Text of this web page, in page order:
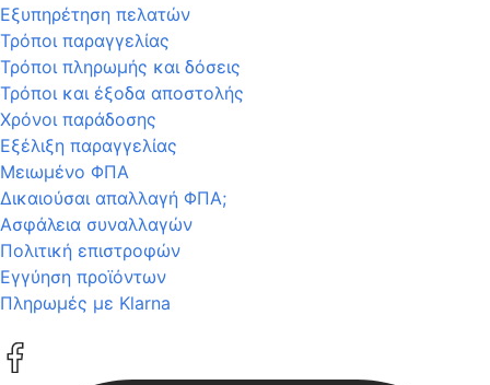
Εξυπηρέτηση πελατών
Τρόποι παραγγελίας
Τρόποι πληρωμής και δόσεις
Τρόποι και έξοδα αποστολής
Χρόνοι παράδοσης
Εξέλιξη παραγγελίας
Μειωμένο ΦΠΑ
Δικαιούσαι απαλλαγή ΦΠΑ;
Ασφάλεια συναλλαγών
Πολιτική επιστροφών
Εγγύηση προϊόντων
Πληρωμές με Klarna